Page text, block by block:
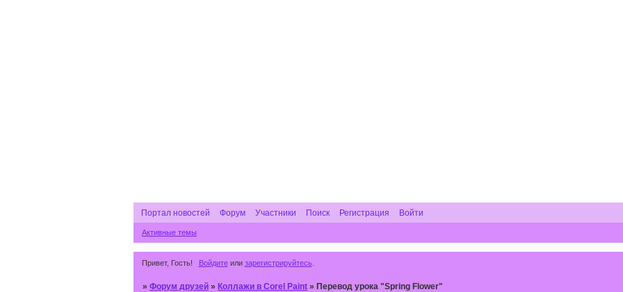
Портал новостей Форум Участники Поиск Регистрация Войти
Активные темы
Привет, Гость! Войдитеили зарегистрируйтесь
»Форум друзей » Коллажи в Corel Paint »Перевод урока "Spring Flower"